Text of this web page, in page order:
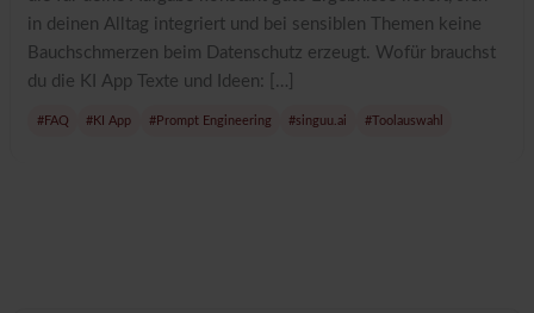
in deinen Alltag integriert und bei sensiblen Themen keine
Bauchschmerzen beim Datenschutz erzeugt. Wofür brauchst
du die KI App Texte und Ideen: […]
#FAQ #KI App #Prompt Engineering #singuu.ai #Toolauswahl